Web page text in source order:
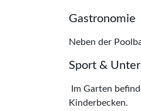
Gastronomie
Neben der
Sport &
Im Garten
Kinderbecken.